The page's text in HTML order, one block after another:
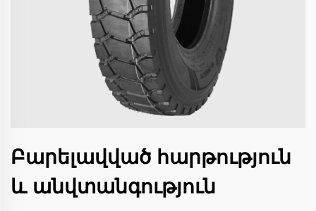
Բարելավված հարթություն
և անվտանգություն